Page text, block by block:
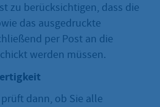
zu berücksichtigen, dass die
das ausgedruckte
per Post an die
werden müssen.
dann, ob Sie alle